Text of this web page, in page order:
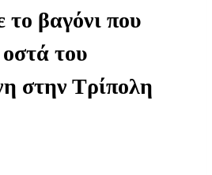
βαγόνι που
του
στην Τρίπολη